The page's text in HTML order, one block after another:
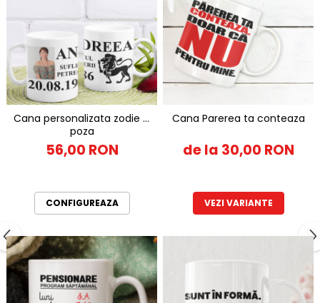
Cana personalizata zodie si
poza
56,00 RON
CONFIGUREAZA
Cana Parerea ta conteaza
de la 30,00 RON
VEZI VARIANTE